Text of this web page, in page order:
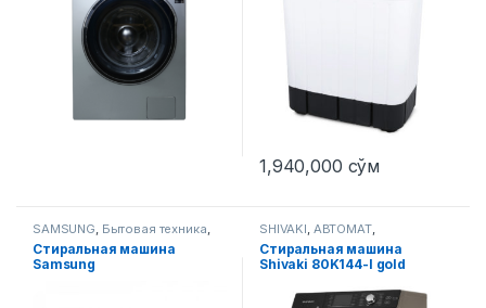
1,940,000 сўм
SAMSUNG, Бытовая техника,
Стиральные машины
Стиральная машина
Samsung
SHIVAKI, АВТОМАТ,
Стиральные машины
Стиральная машина
Shivaki 80K144-I gold